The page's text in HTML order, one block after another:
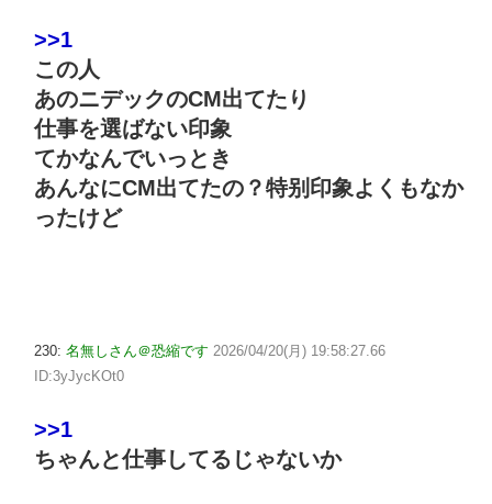
>>1
この人
あのニデックのCM出てたり
仕事を選ばない印象
てかなんでいっとき
あんなにCM出てたの？特别印象よくもなか
ったけど
230: 名無しさん＠恐縮です 2026/04/20(月) 19:58:27.66
ID:3yJycKOt0
>>1
ちゃんと仕事してるじゃないか